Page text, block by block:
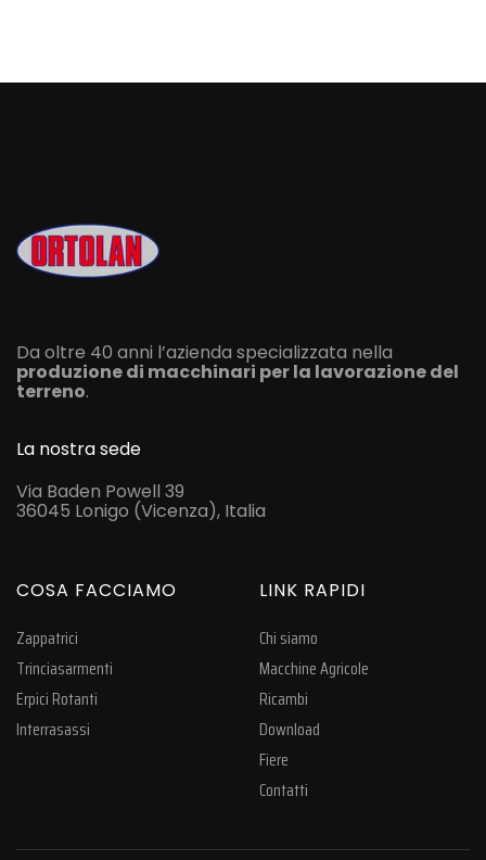
Da oltre 40 anni l’azienda specializzata nella
produzione di macchinari per la lavorazione del
terreno.
La nostra sede
Via Baden Powell 39
36045 Lonigo (Vicenza), Italia
COSA FACCIAMO
Zappatrici
Trinciasarmenti
Erpici Rotanti
Interrasassi
LINK RAPIDI
Chi siamo
Macchine Agricole
Ricambi
Download
Fiere
Contatti